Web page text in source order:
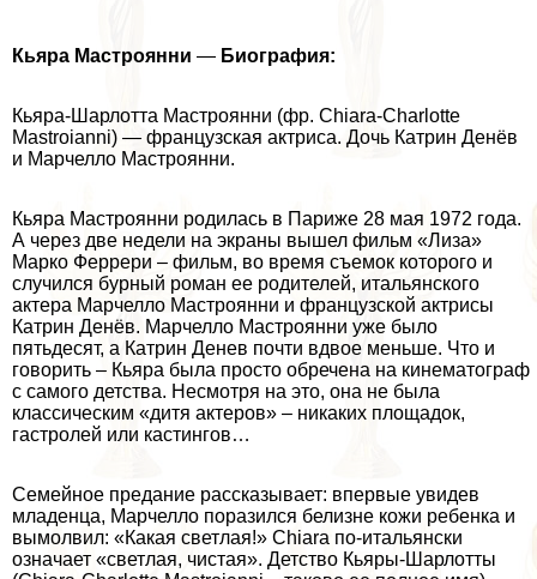
Кьяра Мастроянни — Биография:
Кьяра-Шарлотта Мастроянни (фр. Chiara-Charlotte
Mastroianni) — французская актриса. Дочь Катрин Денёв
и Марчелло Мастроянни.
Кьяра Мастроянни родилась в Париже 28 мая 1972 года.
А через две недели на экраны вышел фильм «Лиза»
Марко Феррери – фильм, во время съемок которого и
случился бурный роман ее родителей, итальянского
актера Марчелло Мастроянни и французской актрисы
Катрин Денёв. Марчелло Мастроянни уже было
пятьдесят, а Катрин Денев почти вдвое меньше. Что и
говорить – Кьяра была просто обречена на кинематограф
с самого детства. Несмотря на это, она не была
классическим «дитя актеров» – никаких площадок,
гастролей или кастингов…
Семейное предание рассказывает: впервые увидев
младенца, Марчелло поразился белизне кожи ребенка и
вымолвил: «Какая светлая!» Chiara по-итальянски
означает «светлая, чистая». Детство Кьяры-Шарлотты